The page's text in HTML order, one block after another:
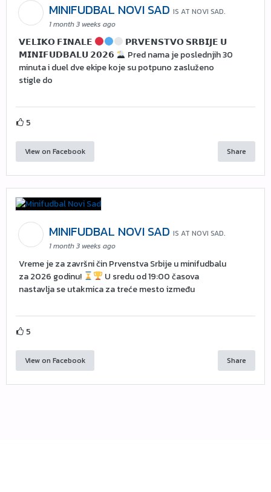
MINIFUDBAL NOVI SAD IS AT NOVI SAD.
1 month 3 weeks ago
𝗩𝗘𝗟𝗜𝗞𝗢 𝗙𝗜𝗡𝗔𝗟𝗘
𝗣𝗥𝗩𝗘𝗡𝗦𝗧𝗩𝗢 𝗦𝗥𝗕𝗜𝗝𝗘 𝗨
𝗠𝗜𝗡𝗜𝗙𝗨𝗗𝗕𝗔𝗟𝗨 𝟮𝟬𝟮𝟲
Pred nama je poslednjih 30
minuta i duel dve ekipe koje su potpuno zasluženo
stigle do
5
View on Facebook Share
MINIFUDBAL NOVI SAD IS AT NOVI SAD.
1 month 3 weeks ago
Vreme je za završni čin Prvenstva Srbije u minifudbalu
za 2026 godinu!
U sredu od 19:00 časova
nastavlja se utakmica za treće mesto između
5
View on Facebook Share